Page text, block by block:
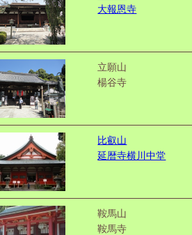
大報恩寺
立願山
楊谷寺
比叡山
延暦寺横川中堂
鞍馬山
鞍馬寺